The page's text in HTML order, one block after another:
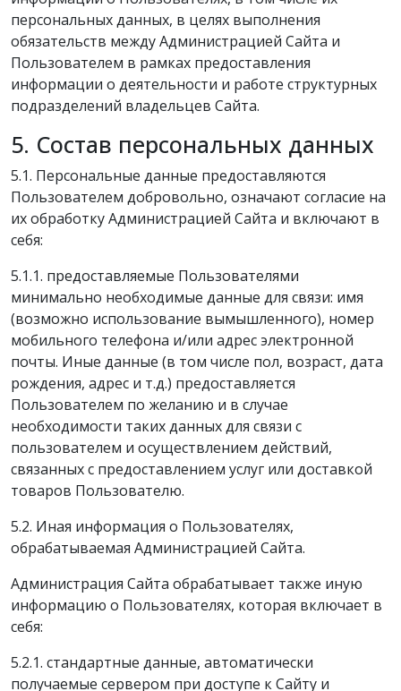
персональных данных, в целях выполнения
обязательств между Администрацией Сайта и
Пользователем в рамках предоставления
информации о деятельности и работе структурных
подразделений владельцев Сайта.
5. Состав персональных данных
5.1. Персональные данные предоставляются
Пользователем добровольно, означают согласие на
их обработку Администрацией Сайта и включают в
себя:
5.1.1. предоставляемые Пользователями
минимально необходимые данные для связи: имя
(возможно использование вымышленного), номер
мобильного телефона и/или адрес электронной
почты. Иные данные (в том числе пол, возраст, дата
рождения, адрес и т.д.) предоставляется
Пользователем по желанию и в случае
необходимости таких данных для связи с
пользователем и осуществлением действий,
связанных с предоставлением услуг или доставкой
товаров Пользователю.
5.2. Иная информация о Пользователях,
обрабатываемая Администрацией Сайта.
Администрация Сайта обрабатывает также иную
информацию о Пользователях, которая включает в
себя:
5.2.1. стандартные данные, автоматически
получаемые сервером при доступе к Сайту и